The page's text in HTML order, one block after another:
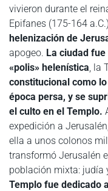
vivieron durante el
Epifanes (175-164
helenización de
apogeo. La ciudad
«polis» helenística, la
constitucional como
época persa, y se
el culto en el Templo.
expedición a
ella a unos colonos
transformó Jerusalén
población mixta: judía
Templo fue dedicado